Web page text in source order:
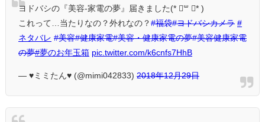
ヨドバシの『美容-家電の夢』届きました(* ॑꒳ ॑* )
これって…当たりなの？外れなの？ #福袋#ヨドバシカメラ #
ネタバレ #美容#健康家電#美容・健康家電の夢#美容健康家電
の夢#夢のお年玉箱 pic.twitter.com/k6cnfs7HhB
— ♥ミミたん♥ (@mimi042833) 2018年12月29日